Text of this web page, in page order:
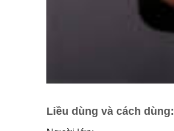
Liều dùng và cách dùng: